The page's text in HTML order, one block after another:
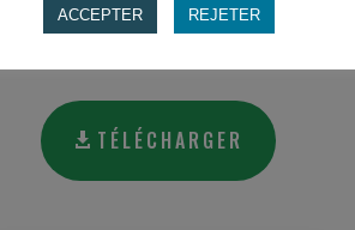
SÉANCE
TÉLÉCHARGER
ACCEPTER REJETER